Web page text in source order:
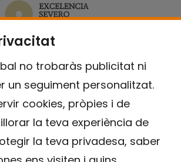
no trobaràs publicitat ni
un seguiment personalitzat.
cookies, pròpies i de
la teva experiència de
la teva privadesa, saber